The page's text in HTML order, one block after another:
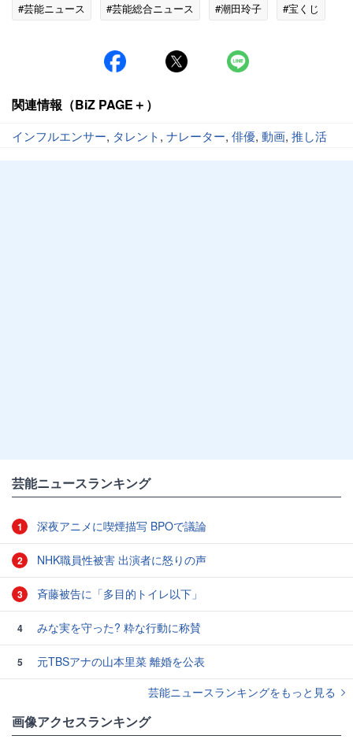
#芸能ニュース #芸能総合ニュース #潮田玲子 #宝くじ
関連情報（BiZ PAGE＋）
インフルエンサー, タレント, ナレーター, 俳優, 動画, 推し活
芸能ニュースランキング
1 深夜アニメに喫煙描写 BPOで議論
2 NHK職員性被害 出演者に怒りの声
3 斉藤被告に「多目的トイレ以下」
4 みな実を守った? 粋な行動に称賛
5
元TBSアナの山本里菜 離婚を公表
芸能ニュースランキングをもっと見る
画像アクセスランキング